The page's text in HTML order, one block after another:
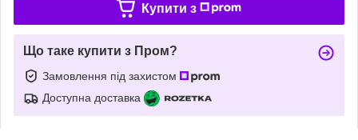
Купити з
Що таке купити з Пром?
Замовлення під захистом
Доступна доставка